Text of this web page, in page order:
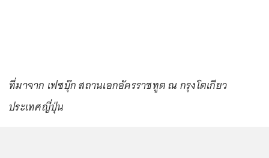
ที่มาจาก เฟซบุ๊ก สถานเอกอัครราชทูต ณ กรุงโตเกียว
ประเทศญี่ปุ่น